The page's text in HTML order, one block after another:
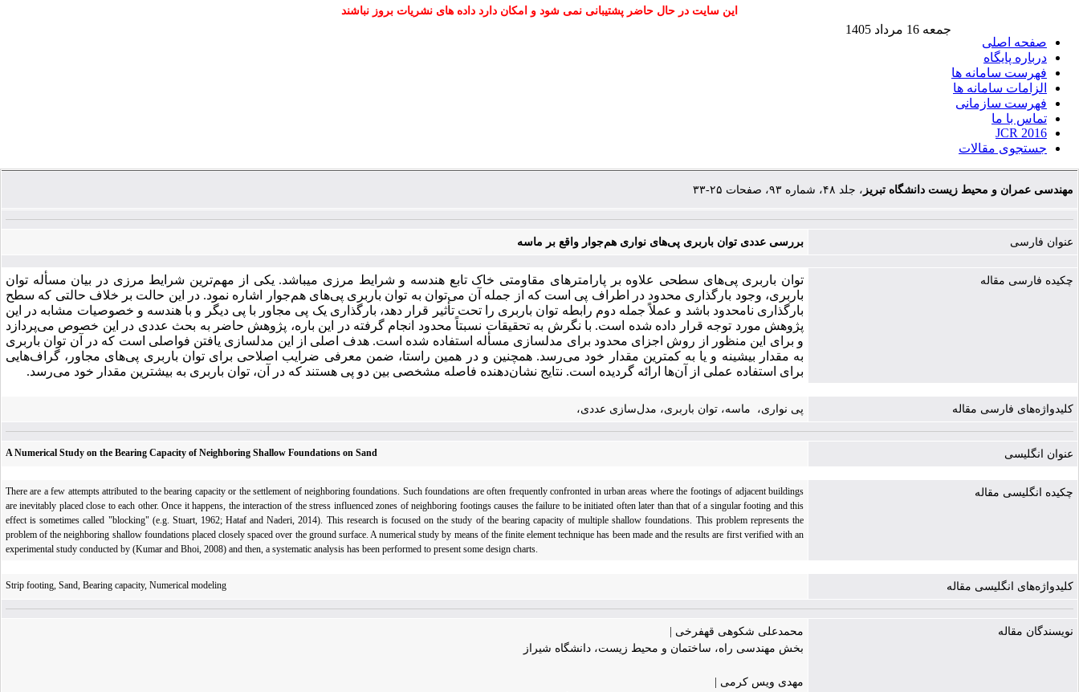
این سایت در حال حاضر پشتیبانی نمی شود و امکان دارد داده های نشریات بروز نباشند
صفحه اصلی
درباره پایگاه
فهرست سامانه ها
الزامات سامانه ها
فهرست سازمانی
تماس با ما
JCR 2016
جستجوی مقالات
جمعه 16 مرداد 1405
مهندسی عمران و محیط زیست دانشگاه تبریز ، جلد ۴۸، شماره ۹۳، صفحات ۲۵-۳۳
عنوان فارسی بررسی عددی توان باربری پی‌های نواری هم‌جوار واقع بر ماسه
چکیده فارسی مقاله
توان باربری پی‌های سطحی علاوه بر پارامترهای مقاومتی خاک تابع هندسه و شرایط مرزی می­باشد. یکی از مهم‌ترین شرایط مرزی در بیان مسأله توان
باربری، وجود بارگذاری محدود در اطراف پی است که از جمله‌ آن می‌توان به توان باربری پی‌های هم‌جوار اشاره نمود. در این حالت بر خلاف حالتی که سطح
بارگذاری نامحدود باشد و عملاً جمله دوم رابطه‌ توان باربری را تحت تأثیر قرار دهد، بارگذاری یک پی مجاور با پی دیگر و با هندسه و خصوصیات مشابه در این
پژوهش مورد توجه قرار داده شده است. با نگرش به تحقیقات نسبتاً محدود انجام گرفته در این باره، پژوهش حاضر به بحث عددی در این خصوص می‌پردازد
و برای این منظور از روش اجزای محدود برای مدل­سازی مسأله استفاده شده است. هدف اصلی از این مدل­سازی یافتن فواصلی است که در آن توان باربری
به مقدار بیشینه و یا به کم­ترین مقدار خود می‌رسد. همچنین و در همین راستا، ضمن معرفی ضرایب اصلاحی برای توان باربری پی‌های مجاور، گراف‌هایی
برای استفاده‌ عملی از آن‌ها ارائه گردیده است. نتایج نشان‌دهنده‌ فاصله‌ مشخصی بین دو پی هستند که در آن، توان باربری به بیشترین مقدار خود می‌رسد.
کلیدواژه‌های فارسی مقاله پی نواری، ‌ ماسه، توان باربری، مدل‌سازی عددی،
عنوان انگلیسی A Numerical Study on the Bearing Capacity of Neighboring Shallow Foundations on Sand
چکیده انگلیسی مقاله
There are a few attempts attributed to the bearing capacity or the settlement of neighboring foundations. Such foundations are often frequently confronted in urban areas where the footings of adjacent buildings
are inevitably placed close to each other. Once it happens, the interaction of the stress influenced zones of neighboring footings causes the failure to be initiated often later than that of a singular footing and this
effect is sometimes called "blocking" (e.g. Stuart, 1962; Hataf and Naderi, 2014). This research is focused on the study of the bearing capacity of multiple shallow foundations. This problem represents the
problem of the neighboring shallow foundations placed closely spaced over the ground surface. A numerical study by means of the finite element technique has been made and the results are first verified with an
experimental study conducted by (Kumar and Bhoi, 2008) and then, a systematic analysis has been performed to present some design charts.
کلیدواژه‌های انگلیسی مقاله Strip footing, Sand, Bearing capacity, Numerical modeling
نویسندگان مقاله
محمدعلی شکوهی قهفرخی |
بخش مهندسی راه، ساختمان و محیط زیست، دانشگاه شیراز
مهدی ویس کرمی |